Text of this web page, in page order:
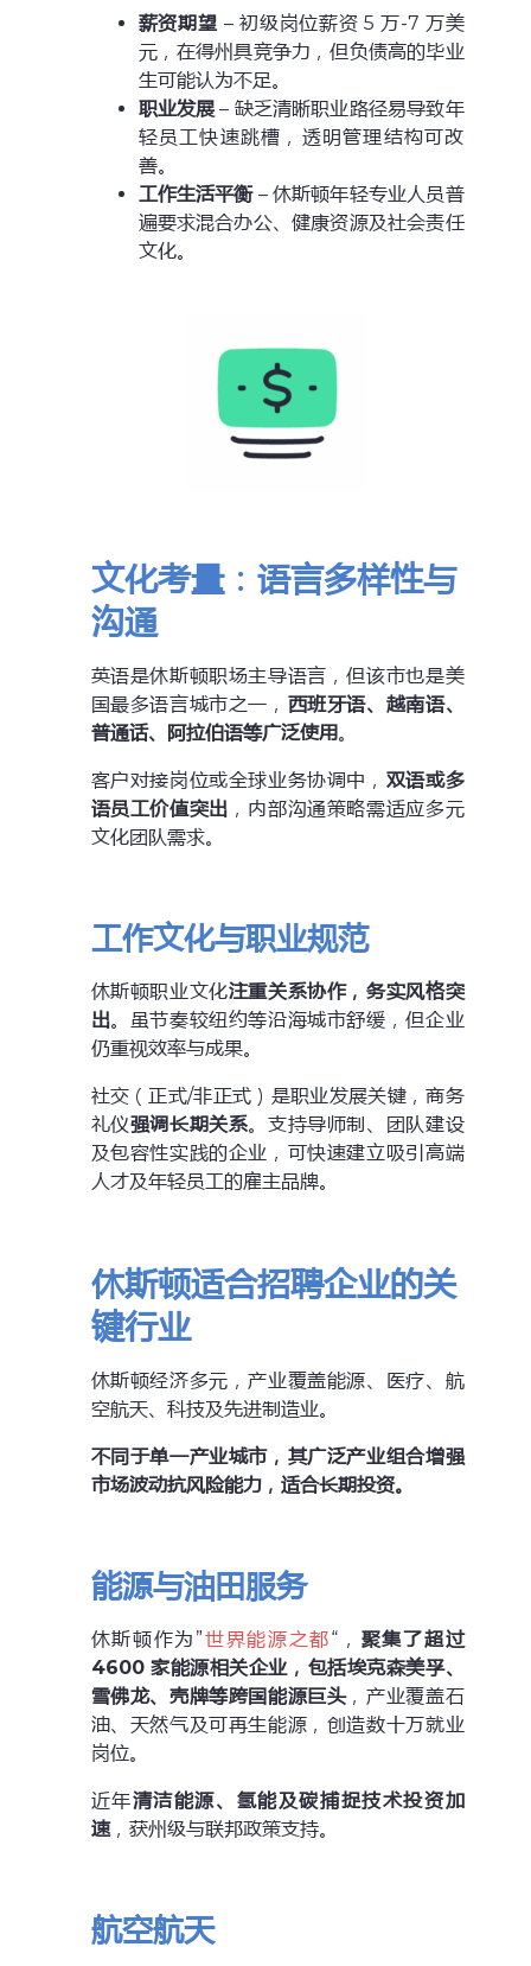
薪资期望– 初级岗位薪资 5 万-7 万美
元，在得州具竞争力，但负债高的毕业
生可能认为不足。
职业发展 – 缺乏清晰职业路径易导致年
轻员工快速跳槽，透明管理结构可改
善。
工作生活平衡– 休斯顿年轻专业人员普
遍要求混合办公、健康资源及社会责任
文化。
文化考量：语言多样性与
沟通
英语是休斯顿职场主导语言，但该市也是美
国最多语言城市之一， 西班牙语、越南语、
普通话、阿拉伯语等广泛使用。
客户对接岗位或全球业务协调中， 双语或多
语员工价值突出 ，内部沟通策略需适应多元
文化团队需求。
工作文化与职业规范
休斯顿职业文化注重关系协作，务实风格突
出。虽节奏较纽约等沿海城市舒缓，但企业
仍重视效率与成果。
社交（正式/非正式）是职业发展关键，商务
礼仪强调长期关系。支持导师制、团队建设
及包容性实践的企业，可快速建立吸引高端
人才及年轻员工的雇主品牌。
休斯顿适合招聘企业的关
键行业
休斯顿经济多元，产业覆盖能源、医疗、航
空航天、科技及先进制造业。
不同于单一产业城市，其广泛产业组合增强
市场波动抗风险能力，适合长期投资。
能源与油田服务
休斯顿作为”世界能源之都“， 聚集了超过
4600 家能源相关企业，包括埃克森美孚、
雪佛龙、壳牌等跨国能源巨头，产业覆盖石
油、天然气及可再生能源，创造数十万就业
岗位。
近年清洁能源、氢能及碳捕捉技术投资加
速，获州级与联邦政策支持。
航空航天